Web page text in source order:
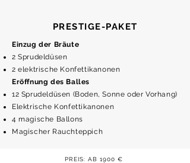
PRESTIGE-PAKET
Einzug der Bräute
2 Sprudeldüsen
2 elektrische Konfettikanonen
Eröffnung des Balles
12 Sprudeldüsen (Boden, Sonne oder Vorhang)
Elektrische Konfettikanonen
4 magische Ballons
Magischer Rauchteppich
PREIS: AB 1900 €